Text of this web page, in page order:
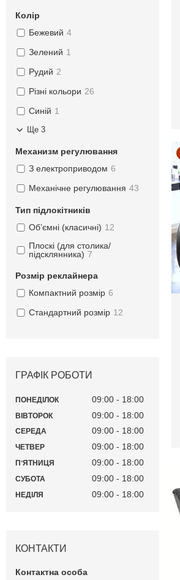
Колір
Бежевий 4
Зелений 1
Рудий 2
Різні кольори 26
Синій 1
Ще 3
Механизм регулювання
З електроприводом 6
Механічне регулювання 43
Тип підлокітників
Об’ємні (класичні) 12
Плоскі (для столика/
підсклянника) 7
Розмір реклайнера
Компактний розмір 6
Стандартний розмір 12
ГРАФІК РОБОТИ
ПОНЕДІЛОК 09:00 18:00
ВІВТОРОК 09:00 18:00
СЕРЕДА 09:00 18:00
ЧЕТВЕР 09:00 18:00
ПʼЯТНИЦЯ 09:00 18:00
СУБОТА 09:00 18:00
НЕДІЛЯ 09:00 18:00
КОНТАКТИ